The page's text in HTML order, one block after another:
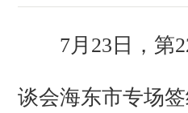
7月23日，第22
谈会海东市专场